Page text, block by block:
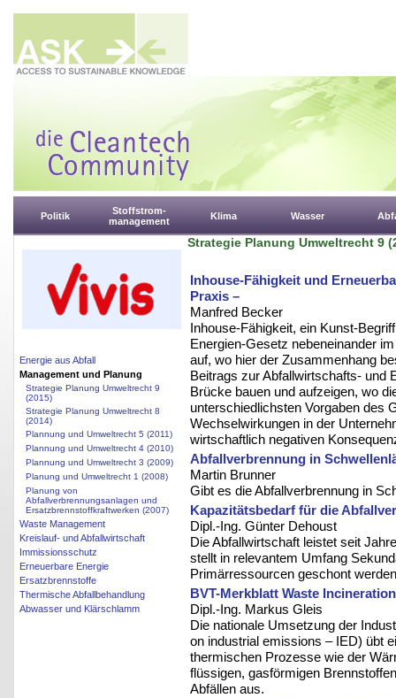
Politik
Stoffstrom-
management
Klima Wasser
Energie aus Abfall
Management und Planung
Strategie Planung Umweltrecht 9
(2015)
Strategie Planung Umweltrecht 8
(2014)
Plannung und Umweltrecht 5 (2011)
Plannung und Umweltrecht 4 (2010)
Plannung und Umweltrecht 3 (2009)
Planung und Umweltrecht 1 (2008)
Planung von
Abfallverbrennungsanlagen und
Ersatzbrennstoffkraftwerken (2007)
Waste Management
Kreislauf- und Abfallwirtschaft
Immissionsschutz
Erneuerbare Energie
Ersatzbrennstoffe
Thermische Abfallbehandlung
Abwasser und Klärschlamm
Strategie Planung Umweltrecht 9
Inhouse-Fähigkeit und
Praxis –
Manfred Becker
Inhouse-Fähigkeit, ein Kunst-
Energien-Gesetz nebeneinander
auf, wo hier der Zusammenhang
Beitrags zur Abfallwirtschafts- und
Brücke bauen und aufzeigen, wo
unterschiedlichsten Vorgaben des
Wechselwirkungen in der
wirtschaftlich negativen
Abfallverbrennung in
Martin Brunner
Gibt es die Abfallverbrennung in
Kapazitätsbedarf für die
Dipl.-Ing. Günter Dehoust
Die Abfallwirtschaft leistet seit
stellt in relevantem Umfang
Primärressourcen geschont
BVT-Merkblatt Waste Incineration
Dipl.-Ing. Markus Gleis
Die nationale Umsetzung der
on industrial emissions – IED) übt
thermischen Prozesse wie der
flüssigen, gasförmigen
Abfällen aus.